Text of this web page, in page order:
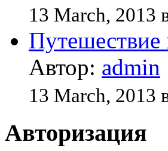
13 March, 2013
Путешествие
Автор: admin
13 March, 2013
Авторизация